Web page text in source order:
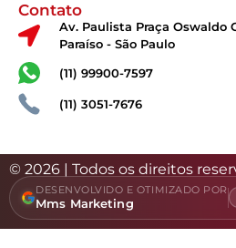
Contato
Av. Paulista Praça Oswaldo
Paraíso - São Paulo
(11) 99900-7597
(11) 3051-7676
© 2026 | Todos os direitos
DESENVOLVIDO E OTIMIZADO POR
Mms Marketing